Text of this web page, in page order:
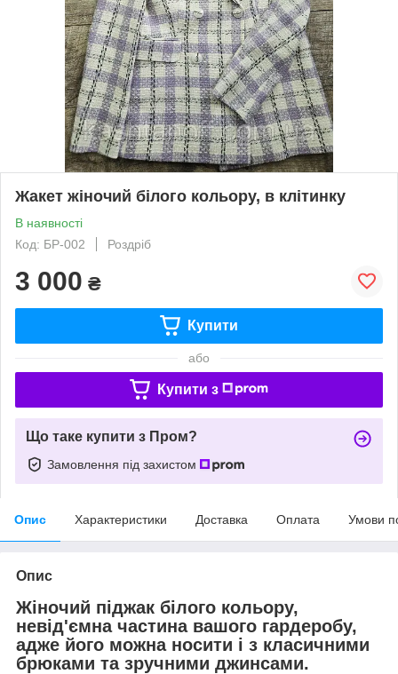
Жакет жіночий білого кольору, в клітинку
В наявності
Код: БР-002
Роздріб
3 000 ₴
Купити
або
Купити з
Що таке купити з Пром?
Замовлення під захистом
Опис Характеристики Доставка Оплата Умови
Опис
Жіночий піджак білого кольору,
невід'ємна частина вашого гардеробу,
адже його можна носити і з класичними
брюками та зручними джинсами.